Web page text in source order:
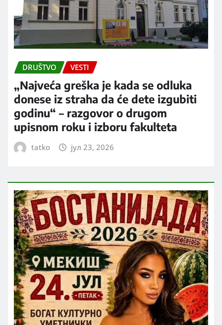
DRUŠTVO VESTI
„Najveća greška je kada se odluka
donese iz straha da će dete izgubiti
godinu“ – razgovor o drugom
upisnom roku i izboru fakulteta
tatko јул 23, 2026